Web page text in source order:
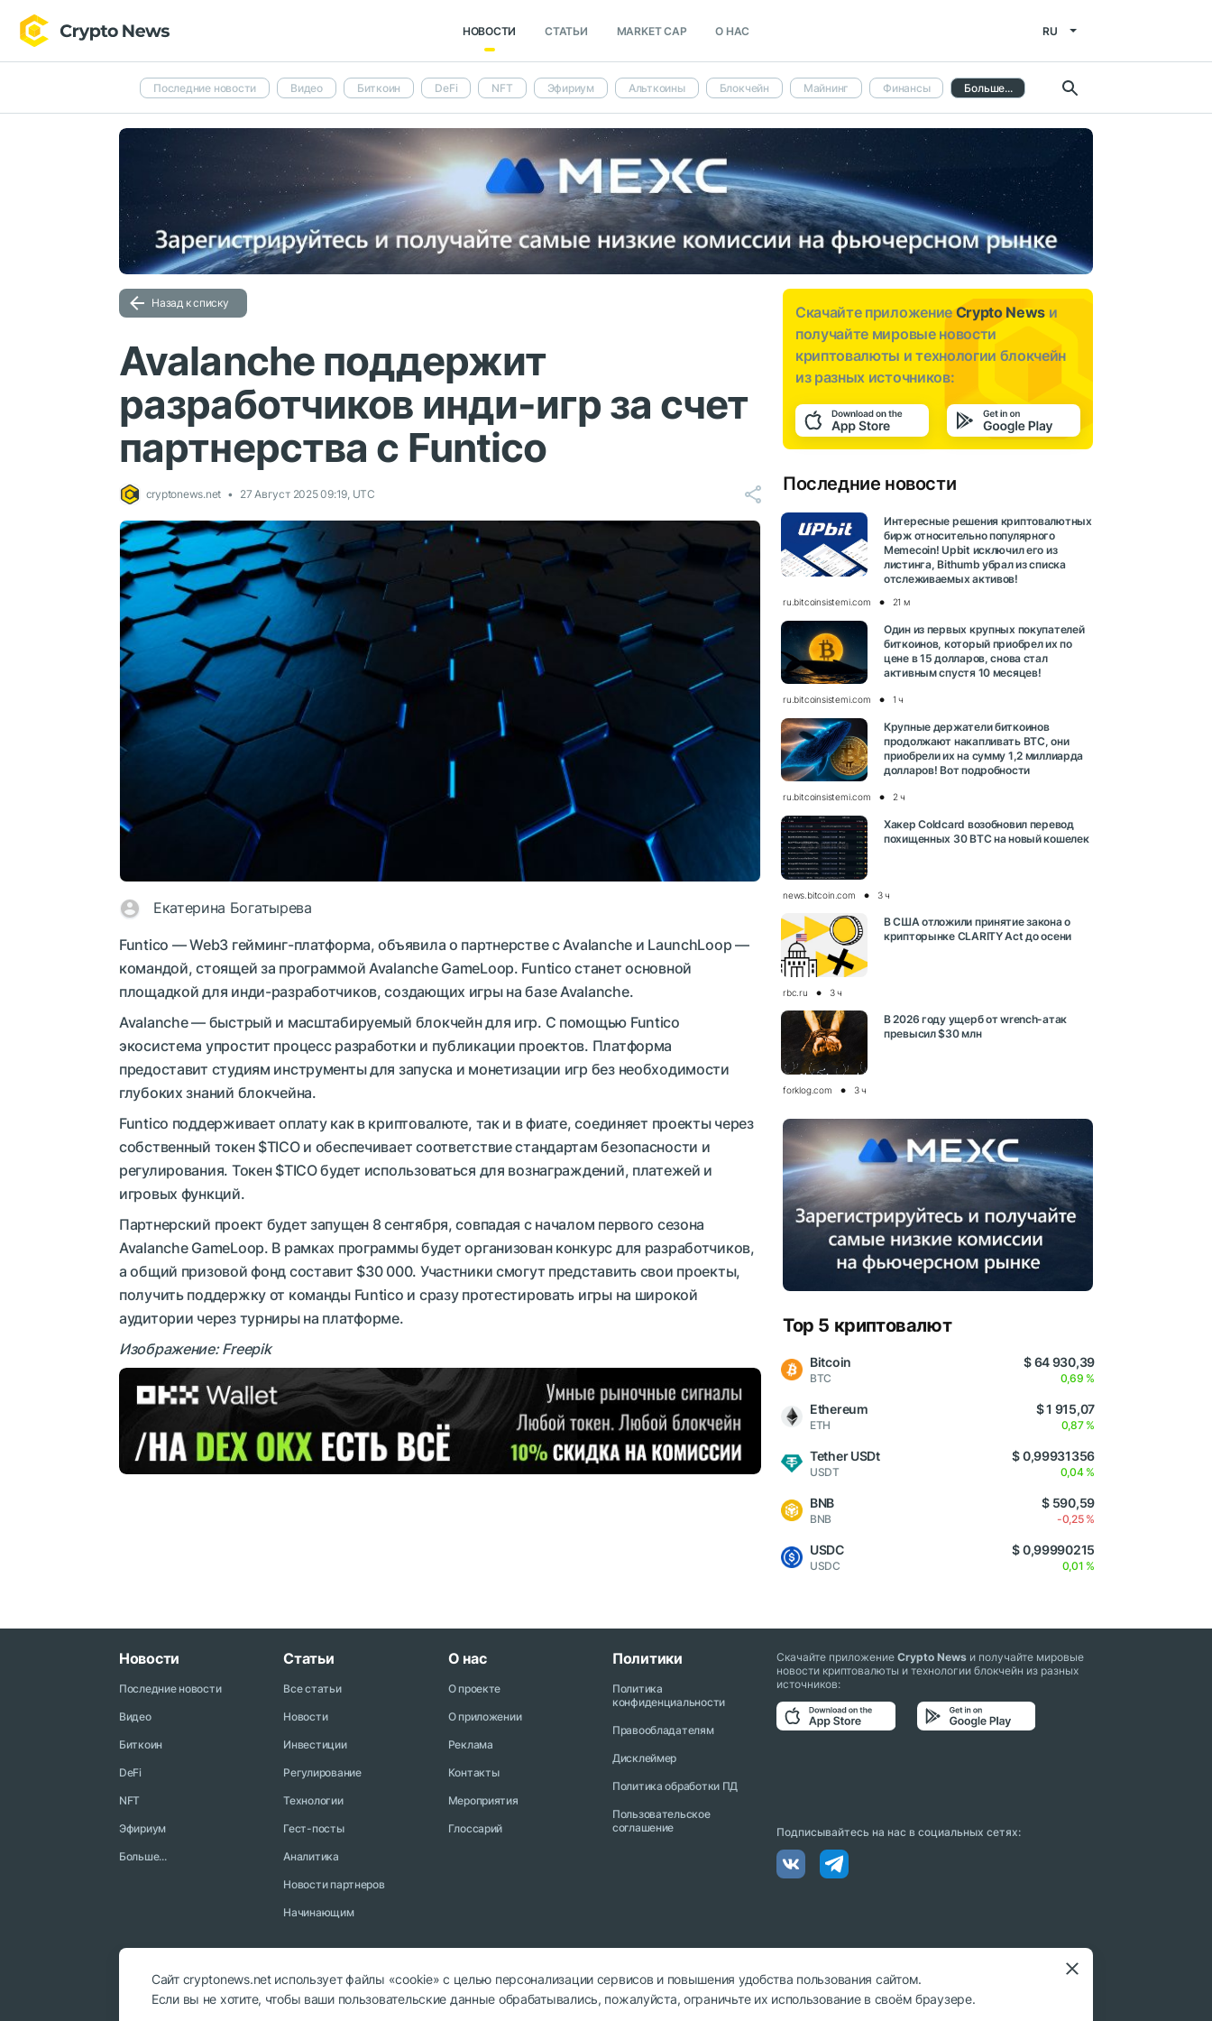
НОВОСТИ СТАТЬИ MARKET CAP О НАС RU
Последние новости Видео Биткоин DeFi NFT Эфириум Альткоины Блокчейн Майнинг Финансы Больше...
Назад к списку
Avalanche поддержит
разработчиков инди-игр за счет
партнерства с Funtico
cryptonews.net 27 Август 2025 09:19, UTC
Екатерина Богатырева
Funtico — Web3 гейминг-платформа, объявила о партнерстве с Avalanche и LaunchLoop —
командой, стоящей за программой Avalanche GameLoop. Funtico станет основной
площадкой для инди-разработчиков, создающих игры на базе Avalanche.
Avalanche — быстрый и масштабируемый блокчейн для игр. С помощью Funtico
экосистема упростит процесс разработки и публикации проектов. Платформа
предоставит студиям инструменты для запуска и монетизации игр без необходимости
глубоких знаний блокчейна.
Funtico поддерживает оплату как в криптовалюте, так и в фиате, соединяет проекты через
собственный токен $TICO и обеспечивает соответствие стандартам безопасности и
регулирования. Токен $TICO будет использоваться для вознаграждений, платежей и
игровых функций.
Партнерский проект будет запущен 8 сентября, совпадая с началом первого сезона
Avalanche GameLoop. В рамках программы будет организован конкурс для разработчиков,
а общий призовой фонд составит $30 000. Участники смогут представить свои проекты,
получить поддержку от команды Funtico и сразу протестировать игры на широкой
аудитории через турниры на платформе.
Изображение: Freepik
Скачайте приложениеCrypto News и
получайте мировые новости
криптовалюты и технологии блокчейн
из разных источников:
Последние новости
Интересные решения криптовалютных
бирж относительно популярного
Memecoin! Upbit исключил его из
листинга, Bithumb убрал из списка
отслеживаемых активов!
ru.bitcoinsistemi.com 21 м
Один из первых крупных покупателей
биткоинов, который приобрел их по
цене в 15 долларов, снова стал
активным спустя 10 месяцев!
ru.bitcoinsistemi.com 1 ч
Крупные держатели биткоинов
продолжают накапливать BTC, они
приобрели их на сумму 1,2 миллиарда
долларов! Вот подробности
ru.bitcoinsistemi.com 2 ч
Хакер Coldcard возобновил перевод
похищенных 30 BTC на новый кошелек
news.bitcoin.com 3 ч
В США отложили принятие закона о
крипторынке CLARITY Act до осени
rbc.ru 3 ч
В 2026 году ущерб от wrench-атак
превысил $30 млн
forklog.com 3 ч
Top 5 криптовалют
Bitcoin
BTC
$ 64 930,39
0,69 %
Ethereum
ETH
$ 1 915,07
0,87 %
Tether USDt
USDT
$ 0,99931356
0,04 %
BNB
BNB
$ 590,59
-0,25 %
USDC
USDC
$ 0,99990215
0,01 %
Новости
Последние новости
Видео
Биткоин
DeFi
NFT
Эфириум
Больше...
Статьи
Все статьи
Новости
Инвестиции
Регулирование
Технологии
Гест-посты
Аналитика
Новости партнеров
Начинающим
О нас
О проекте
О приложении
Реклама
Контакты
Мероприятия
Глоссарий
Политики
Политика
конфиденциальности
Правообладателям
Дисклеймер
Политика обработки ПД
Пользовательское
соглашение
Скачайте приложениеCrypto News и получайте мировые
новости криптовалюты и технологии блокчейн из разных
источников:
Подписывайтесь на нас в социальных сетях:
© 2018 - 2026 Crypto News. При использовании материалов ссылка на cryptonews.net обязательна.
Сайт cryptonews.net использует файлы «cookie» с целью персонализации сервисов и повышения удобства пользования сайтом.
Если вы не хотите, чтобы ваши пользовательские данные обрабатывались, пожалуйста, ограничьте их использование в своём браузере.